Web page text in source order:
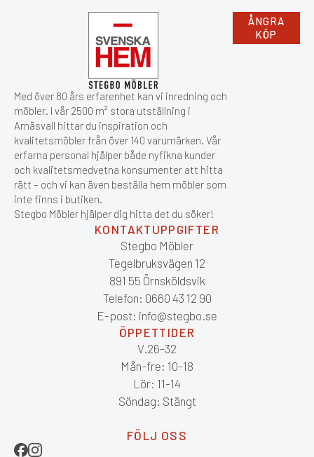
Med över 80 års erfarenhet kan vi inredning och
möbler. I vår 2500 m² stora utställning i
Arnäsvall hittar du inspiration och
kvalitetsmöbler från över 140 varumärken. Vår
erfarna personal hjälper både nyfikna kunder
och kvalitetsmedvetna konsumenter att hitta
rätt – och vi kan även beställa hem möbler som
inte finns i butiken.
Stegbo Möbler hjälper dig hitta det du söker!
ÅNGRA
KÖP
KONTAKTUPPGIFTER
Stegbo Möbler
Tegelbruksvägen 12
891 55 Örnsköldsvik
Telefon: 0660 43 12 90
E-post: info@stegbo.se
ÖPPETTIDER
V.26-32
Mån-fre: 10-18
Lör: 11-14
Söndag: Stängt
FÖLJ OSS